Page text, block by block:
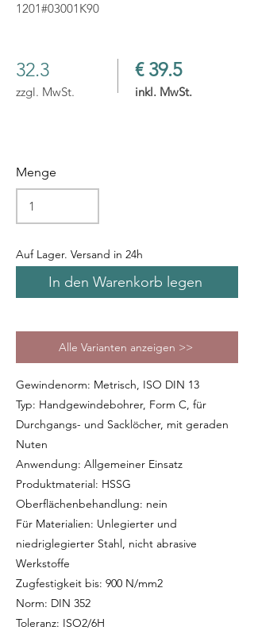
1201#03001K90
32.3
zzgl. MwSt.
€ 39.5
inkl. MwSt.
Menge
Auf Lager. Versand in 24h
In den Warenkorb legen
Alle Varianten anzeigen >>
Gewindenorm: Metrisch, ISO DIN 13
Typ: Handgewindebohrer, Form C, für
Durchgangs- und Sacklöcher, mit geraden
Nuten
Anwendung: Allgemeiner Einsatz
Produktmaterial: HSSG
Oberflächenbehandlung: nein
Für Materialien: Unlegierter und
niedriglegierter Stahl, nicht abrasive
Werkstoffe
Zugfestigkeit bis: 900 N/mm2
Norm: DIN 352
Toleranz: ISO2/6H